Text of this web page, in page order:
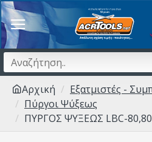
Αρχική
Εξατμιστές -
Πύργοι Ψύξεως
ΠΥΡΓΟΣ ΨΥΞΕΩΣ LBC-